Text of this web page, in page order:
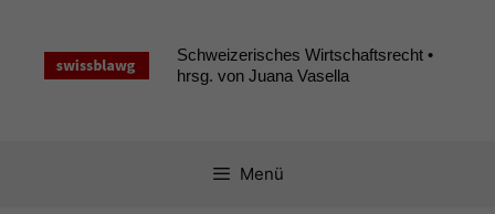
springen
Schweizerisches Wirtschaftsrecht •
hrsg. von Juana Vasella
Menü